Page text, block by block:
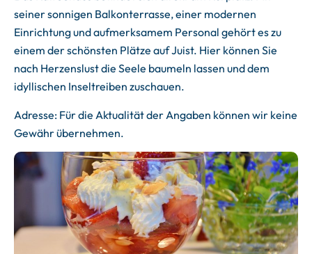
seiner sonnigen Balkonterrasse, einer modernen
Einrichtung und aufmerksamem Personal gehört es zu
einem der schönsten Plätze auf Juist. Hier können Sie
nach Herzenslust die Seele baumeln lassen und dem
idyllischen Inseltreiben zuschauen.
Adresse: Für die Aktualität der Angaben können wir keine
Gewähr übernehmen.